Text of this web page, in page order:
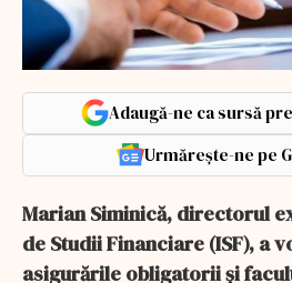
Adaugă-ne ca sursă
Urmărește-ne pe
Marian Siminică, directorul
de Studii Financiare (ISF), a
asigurările obligatorii și